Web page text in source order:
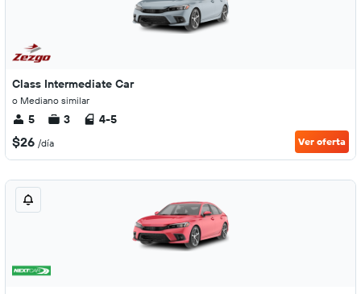
Class Intermediate Car
o Mediano similar
5 3 4-5
$26 /día Ver oferta